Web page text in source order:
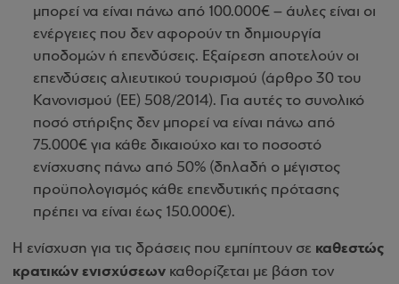
μπορεί να είναι πάνω από 100.000€ – άυλες είναι οι
ενέργειες που δεν αφορούν τη δημιουργία
υποδομών ή επενδύσεις. Εξαίρεση αποτελούν οι
επενδύσεις αλιευτικού τουρισμού (άρθρο 30 του
Κανονισμού (ΕΕ) 508/2014). Για αυτές το συνολικό
ποσό στήριξης δεν μπορεί να είναι πάνω από
75.000€ για κάθε δικαιούχο και το ποσοστό
ενίσχυσης πάνω από 50% (δηλαδή ο μέγιστος
προϋπολογισμός κάθε επενδυτικής πρότασης
πρέπει να είναι έως 150.000€).
Η ενίσχυση για τις δράσεις που εμπίπτουν σε καθεστώς
κρατικών ενισχύσεων καθορίζεται με βάση τον